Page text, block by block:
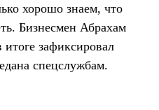
хорошо знаем, что
Бизнесмен Абрахам
итоге зафиксировал
спецслужбам.